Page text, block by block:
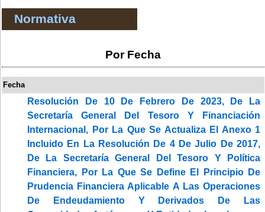
Normativa
Por Fecha
Fecha
Resolución De 10 De Febrero De 2023, De La
Secretaría General Del Tesoro Y Financiación
Internacional, Por La Que Se Actualiza El Anexo 1
Incluido En La Resolución De 4 De Julio De 2017,
De La Secretaría General Del Tesoro Y Política
Financiera, Por La Que Se Define El Principio De
Prudencia Financiera Aplicable A Las Operaciones
De Endeudamiento Y Derivados De Las